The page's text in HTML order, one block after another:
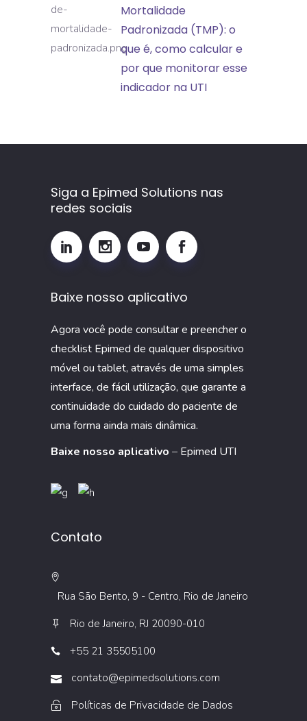
em
aprendizado
Taxa
de
Mortalidade
é,
e
que
monitorar
indicador
UTI
Mortalidade
Padronizada (TMP): o
que é, como calcular e
por que monitorar esse
indicador na UTI
Siga a Epimed Solutions nas
redes sociais
Baixe nosso aplicativo
Agora você pode consultar e preencher o
checklist Epimed de qualquer dispositivo
móvel ou tablet, através de uma simples
interface, de fácil utilização, que garante a
continuidade do cuidado do paciente de
uma forma ainda mais dinâmica.
Baixe nosso aplicativo – Epimed UTI
Contato
Rua São Bento, 9 - Centro, Rio de Janeiro
Rio de Janeiro, RJ 20090-010
+55 21 35505100
contato@epimedsolutions.com
Políticas de Privacidade de Dados